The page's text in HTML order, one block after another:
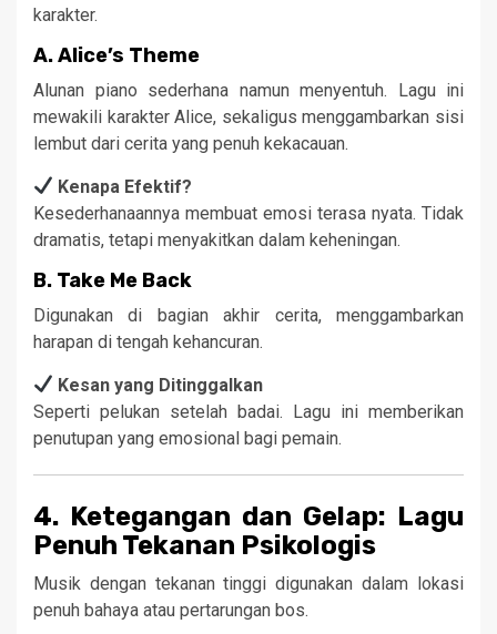
karakter.
A.Alice’s Theme
Alunan piano sederhana namun menyentuh. Lagu ini
mewakili karakter Alice, sekaligus menggambarkan sisi
lembut dari cerita yang penuh kekacauan.
Kenapa Efektif?
Kesederhanaannya membuat emosi terasa nyata. Tidak
dramatis, tetapi menyakitkan dalam keheningan.
B. Take Me Back
Digunakan di bagian akhir cerita, menggambarkan
harapan di tengah kehancuran.
Kesan yang Ditinggalkan
Seperti pelukan setelah badai. Lagu ini memberikan
penutupan yang emosional bagi pemain.
4. Ketegangan dan Gelap: Lagu
Penuh Tekanan Psikologis
Musik dengan tekanan tinggi digunakan dalam lokasi
penuh bahaya atau pertarungan bos.